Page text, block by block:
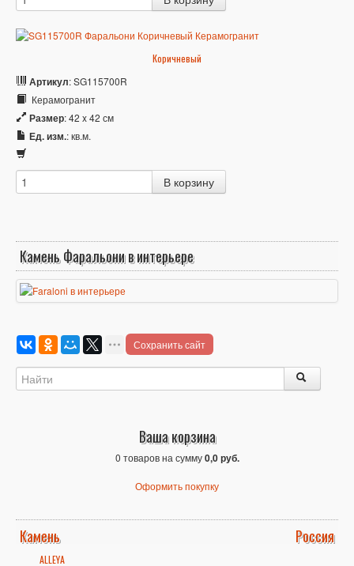
Коричневый
Артикул: SG115700R
Керамогранит
Размер: 42 x 42 см
Ед. изм.: кв.м.
Камень Фаральони в интерьере
Сохранить сайт
Ваша корзина
0 товаров на сумму0,0 руб.
Оформить покупку
Камень Россия
ALLEYA